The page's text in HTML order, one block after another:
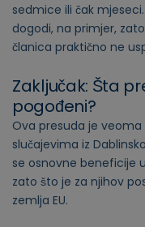
sedmice ili čak
dogodi, na primjer,
članica praktično ne
Zaključak: Šta
pogođeni?
Ova presuda je
slučajevima iz
se osnovne beneficije
zato što je za njihov
zemlja EU.